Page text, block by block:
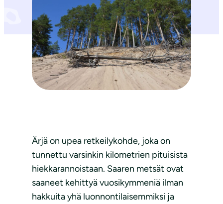
Ärjä on upea retkeilykohde, joka on
tunnettu varsinkin kilometrien pituisista
hiekkarannoistaan. Saaren metsät ovat
saaneet kehittyä vuosikymmeniä ilman
hakkuita yhä luonnontilaisemmiksi ja